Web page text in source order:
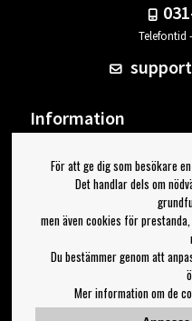
Telefontid
Information
Om Bengans
FAQ / Köp- & Leveransvillkor
Jag vill ha
För att ge dig som besökare
Det handlar dels om
men även cookies för
Du bestämmer genom att
Mer information om de